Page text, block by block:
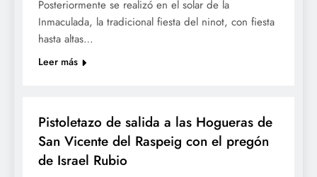
Posteriormente se realizó en el solar de la
Inmaculada, la tradicional fiesta del ninot, con fiesta
hasta altas…
Leer más
Pistoletazo de salida a las Hogueras de
San Vicente del Raspeig con el pregón
de Israel Rubio